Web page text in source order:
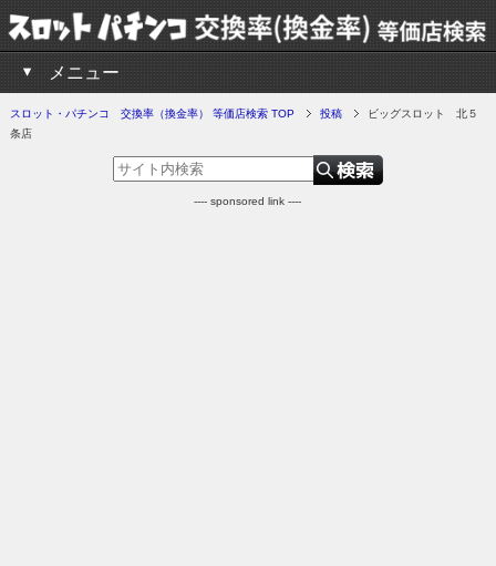
メニュー
スロット・パチンコ 交換率（換金率） 等価店検索 TOP 投稿
ビッグスロット 北５
条店
---- sponsored link ----